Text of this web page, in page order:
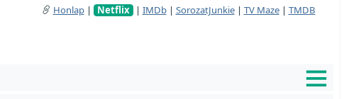
Honlap| Netflix | IMDb| SorozatJunkie| TV Maze| TMDB